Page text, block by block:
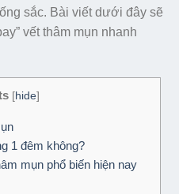
sắc. Bài viết dưới đây sẽ
vết thâm mụn nhanh
[hide]
1 đêm không?
mụn phổ biến hiện nay